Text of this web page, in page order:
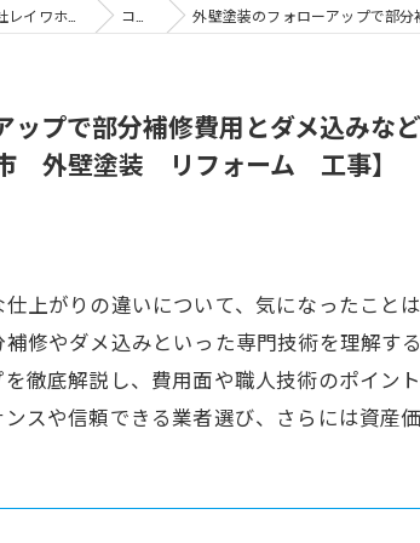
千葉県松戸の外壁塗装なら株式会社レイワホームサービス コラム 外壁塗装のフォローアップで部分補修
ップで部分補修費用とダメ込
外壁塗装 リフォーム 工事】
上がりの違いについて、気になったこ
修やダメ込みといった専門技術を理解
徹底解説し、費用面や職人技術のポイ
スや信頼できる業者選び、さらには資産